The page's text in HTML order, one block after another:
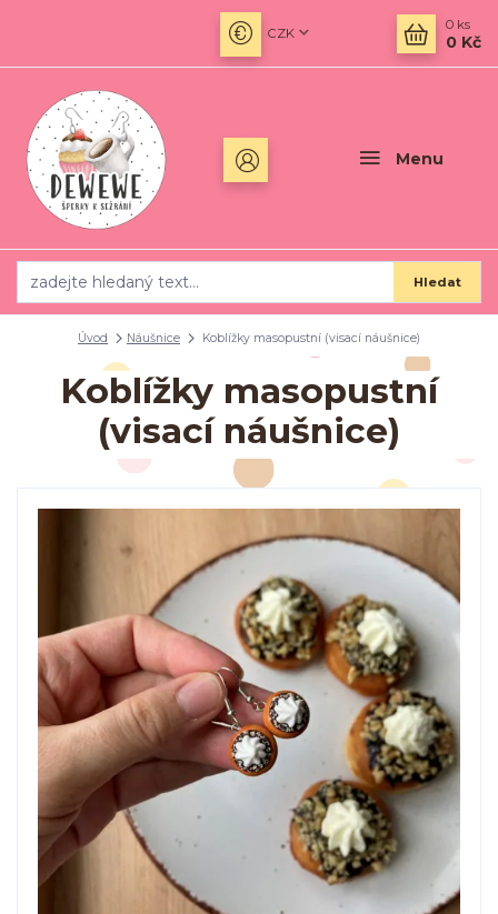
Menu
CZK
Hledat
0 ks
0 Kč
Úvod Náušnice Koblížky masopustní (visací náušnice)
Koblížky masopustní
(visací náušnice)